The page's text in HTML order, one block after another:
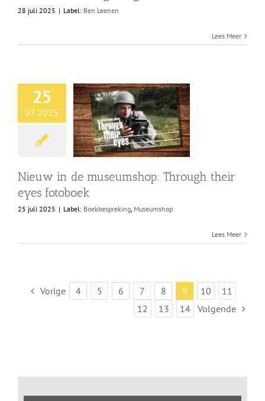
28 juli 2025 | Label: Ben Leenen
Lees Meer
25
07 2025
Nieuw in de museumshop: Through their
eyes fotoboek
25 juli 2025 | Label: Boekbespreking, Museumshop
Lees Meer
Vorige 4 5 6 7 8 9 10
11
12
13 14 Volgende